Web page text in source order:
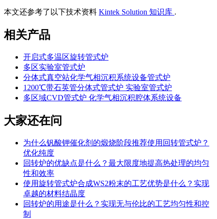
本文还参考了以下技术资料 Kintek Solution 知识库 .
相关产品
开启式多温区旋转管式炉
多区实验室管式炉
分体式真空站化学气相沉积系统设备管式炉
1200℃带石英管分体式管式炉 实验室管式炉
多区域CVD管式炉 化学气相沉积腔体系统设备
大家还在问
为什么钒酸钾催化剂的煅烧阶段推荐使用回转管式炉？
优化纯度
回转炉的优缺点是什么？最大限度地提高热处理的均匀
性和效率
使用旋转管式炉合成WS2粉末的工艺优势是什么？实现
卓越的材料结晶度
回转炉的用途是什么？实现无与伦比的工艺均匀性和控
制